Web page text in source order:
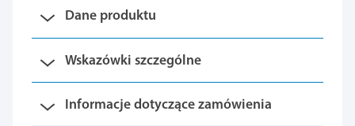
Dane produktu
Wskazówki szczególne
Informacje dotyczące zamówienia